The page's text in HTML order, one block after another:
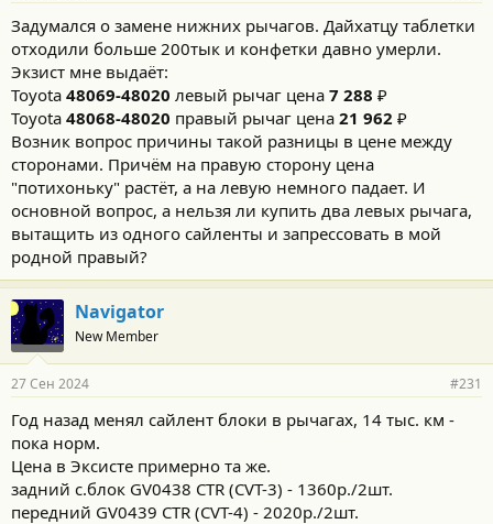
Задумался о замене нижних рычагов. Дайхатцу таблетки
отходили больше 200тык и конфетки давно умерли.
Экзист мне выдаёт:
Toyota 48069-48020 левый рычаг цена 7 288 ₽
Toyota 48068-48020 правый рычаг цена 21 962 ₽
Возник вопрос причины такой разницы в цене между
сторонами. Причём на правую сторону цена
"потихоньку" растёт, а на левую немного падает. И
основной вопрос, а нельзя ли купить два левых рычага,
вытащить из одного сайленты и запрессовать в мой
родной правый?
Navigator
New Member
27 Сен 2024 #231
Год назад менял сайлент блоки в рычагах, 14 тыс. км -
пока норм.
Цена в Эксисте примерно та же.
задний с.блок GV0438 CTR (CVT-3) - 1360р./2шт.
передний GV0439 CTR (CVT-4) - 2020р./2шт.